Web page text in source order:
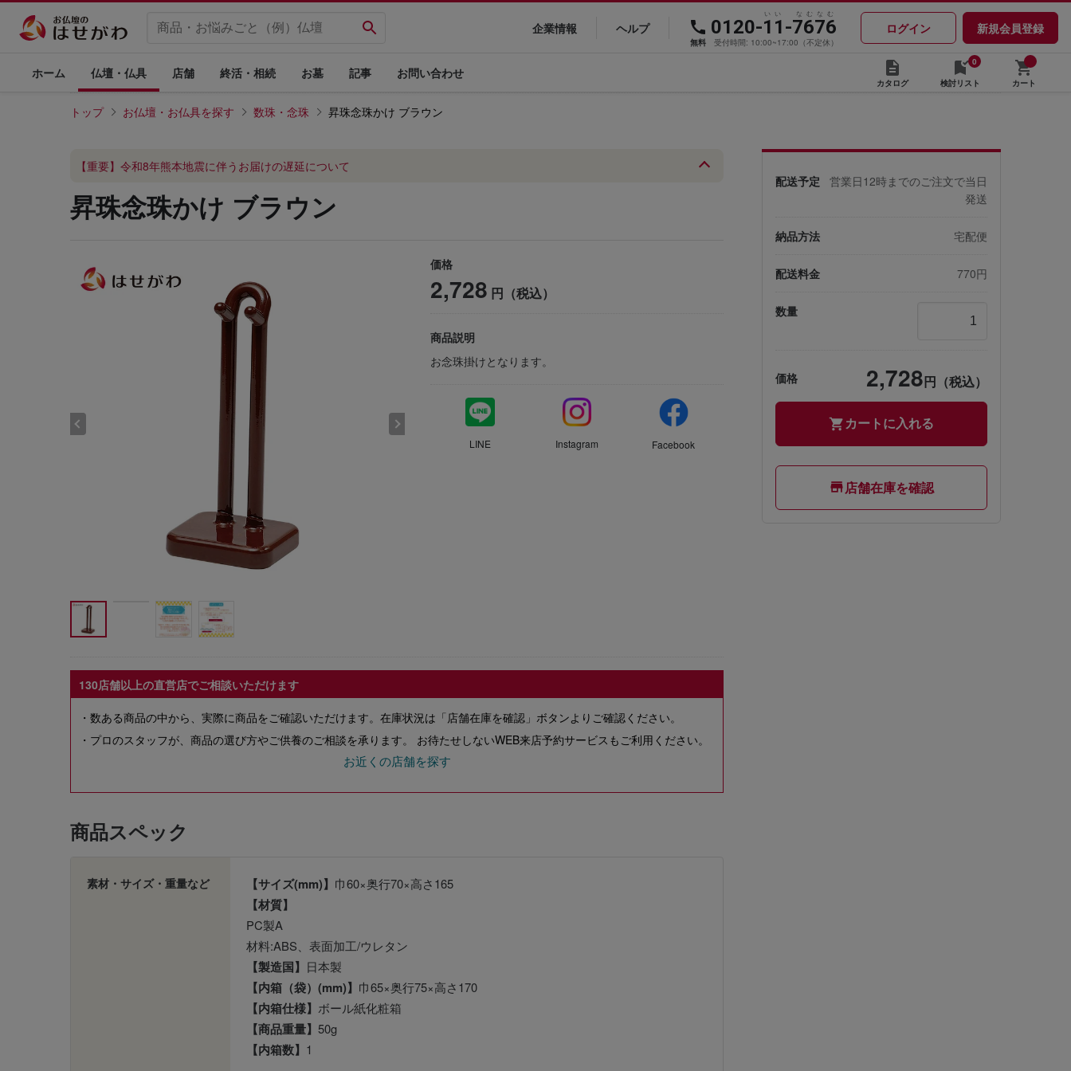
企業情報 ヘルプ
無料
いい なむなむ
0120-11-7676
受付時間: 10:00~17:00（不定休）
ログイン 新規会員登録
ホーム 仏壇・仏具 店舗 終活・相続 お墓 記事 お問い合わせ
カタログ
0
検討リスト
カート
トップ お仏壇・お仏具を探す 数珠・念珠 昇珠念珠かけ ブラウン
【重要】令和8年熊本地震に伴うお届けの遅延について
昇珠念珠かけ ブラウン
価格
2,728 円（税込）
商品説明
お念珠掛けとなります。
LINE Instagram Facebook
130店舗以上の直営店でご相談いただけます
・数ある商品の中から、実際に商品をご確認いただけます。在庫状況は「店舗在庫を確認」ボタンよりご確認ください。
・プロのスタッフが、商品の選び方やご供養のご相談を承ります。 お待たせしないWEB来店予約サービスもご利用ください。
お近くの店舗を探す
商品スペック
素材・サイズ・重量など 【サイズ(mm)】 巾60×奥行70×高さ165
【材質】
PC製A
材料:ABS、表面加工/ウレタン
【製造国】 日本製
【内箱（袋）(mm)】 巾65×奥行75×高さ170
【内箱仕様】 ボール紙化粧箱
【商品重量】 50g
【内箱数】 1
配送予定
営業日12時までのご注文で当日
発送
納品方法 宅配便
配送料金 770円
数量
価格 2,728円（税込）
カートに入れる
店舗在庫を確認